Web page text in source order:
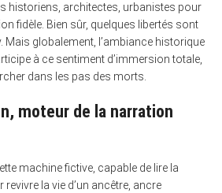
historiens, architectes, urbanistes pour
fidèle. Bien sûr, quelques libertés sont
Mais globalement, l’ambiance historique
à ce sentiment d’immersion totale,
dans les pas des morts.
moteur de la narration
machine fictive, capable de lire la
la vie d’un ancêtre, ancre